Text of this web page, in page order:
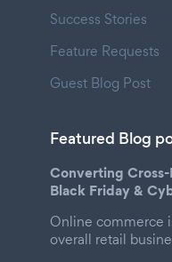
Success Stories
Feature Requests
Guest Blog Post
Featured Blog
Converting
Black Friday &
Online commerce
overall retail